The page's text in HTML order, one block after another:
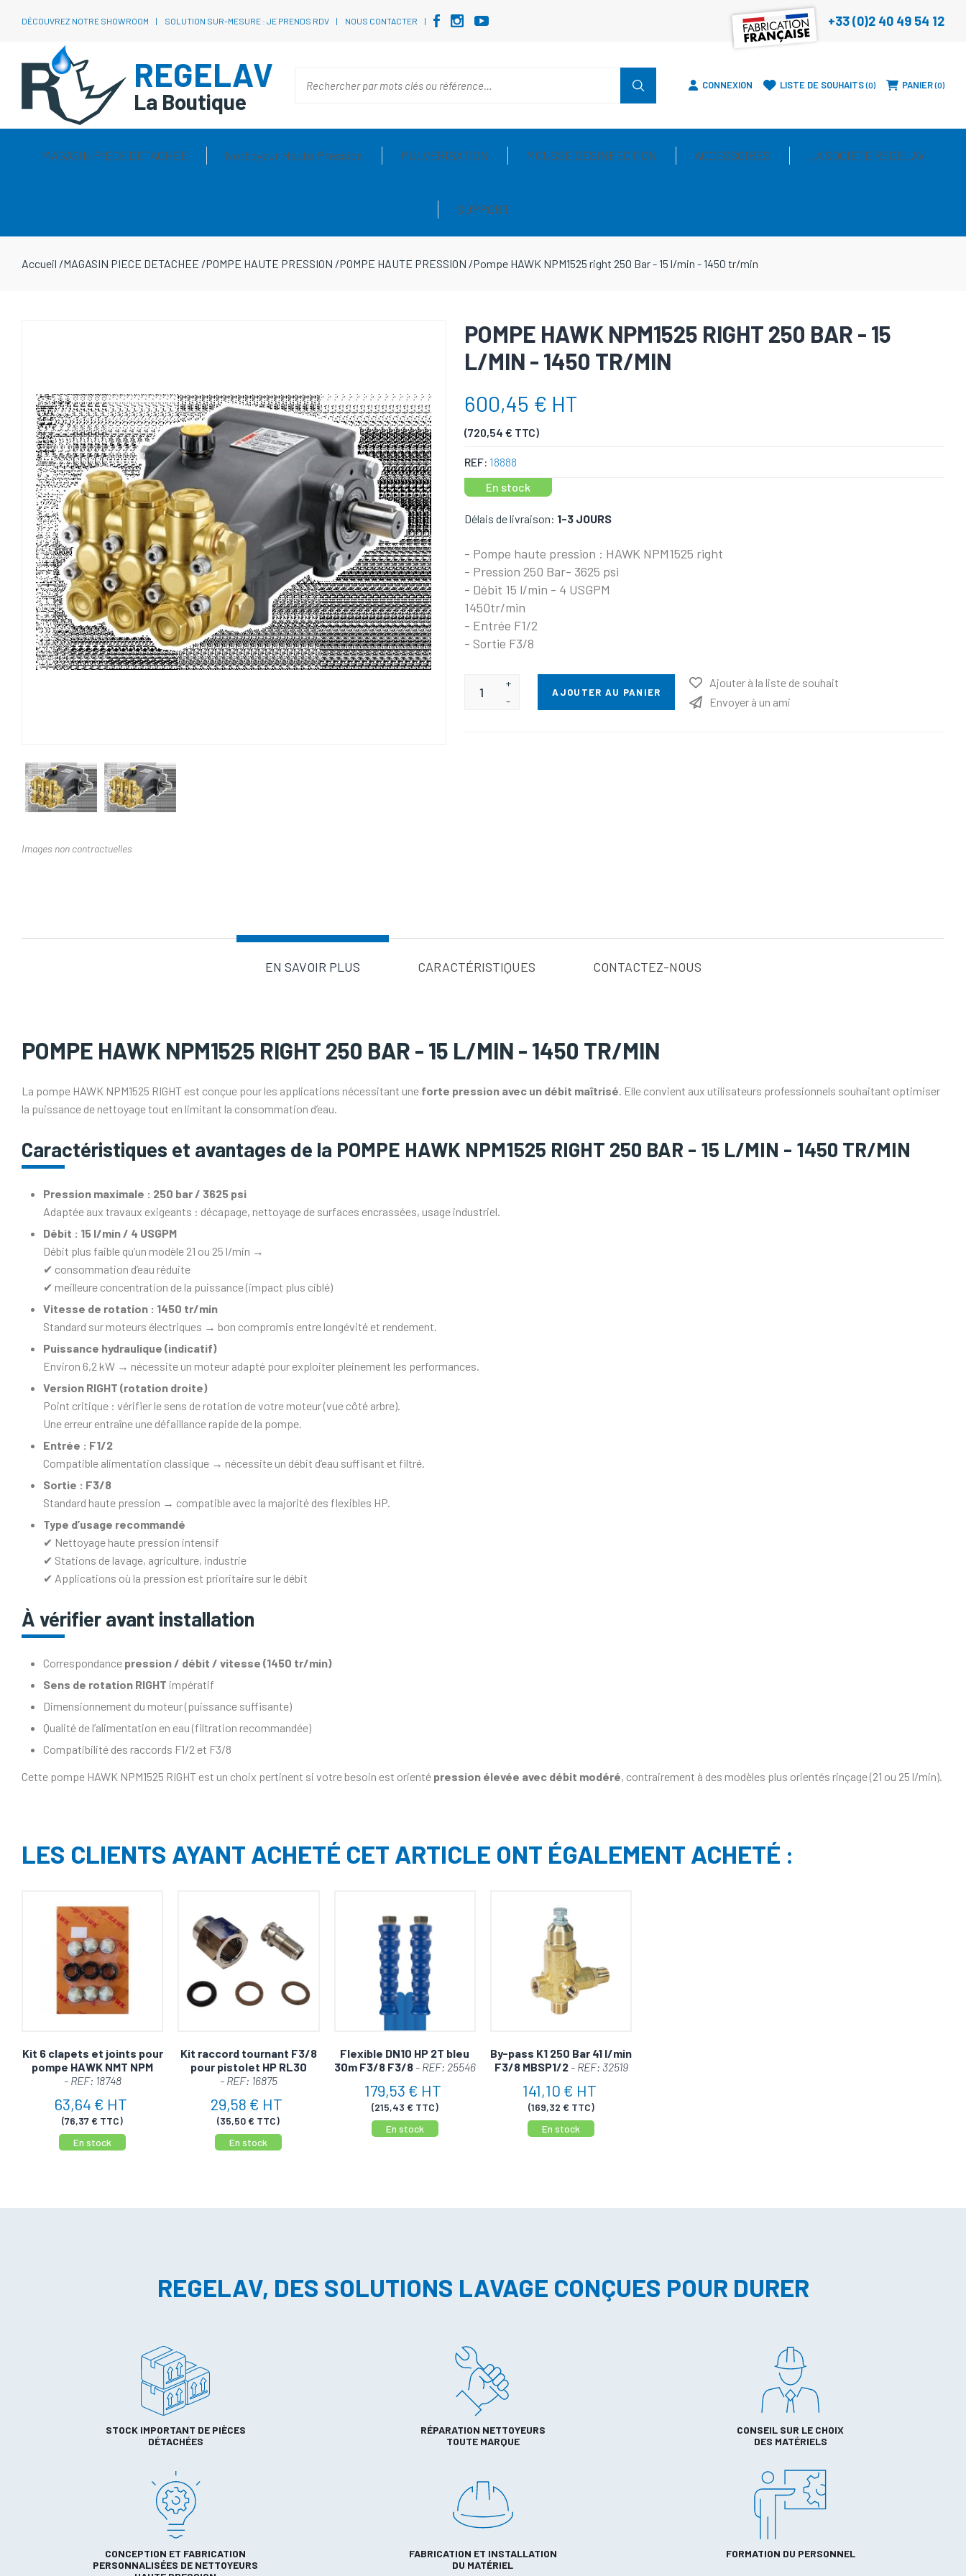
DÉCOUVREZ NOTRE SHOWROOM SOLUTION SUR-MESURE : JE PRENDS RDV NOUS CONTACTER +33 (0)2 40 49 54 12
REGELAV
La Boutique
CONNEXION LISTE DE SOUHAITS 0 PANIER 0
MAGASIN PIECE DETACHEE Nettoyeur Haute Pression PULVERISATION MOUSSE DESINFECTION ACCESSOIRES LA SOCIETE REGELAV
SUPPORT
Accueil /MAGASIN PIECE DETACHEE /POMPE HAUTE PRESSION /POMPE HAUTE PRESSION /Pompe HAWK NPM1525 right 250 Bar - 15 l/min - 1450 tr/min
Images non contractuelles
POMPE HAWK NPM1525 RIGHT 250 BAR - 15
L/MIN - 1450 TR/MIN
600,45 € HT
(720,54 € TTC)
REF: 18888
En stock
Délais de livraison: 1-3 JOURS
- Pompe haute pression : HAWK NPM1525 right
- Pression 250 Bar- 3625 psi
- Débit 15 l/min - 4 USGPM
1450tr/min
- Entrée F1/2
- Sortie F3/8
+
-
AJOUTER AU PANIER
Ajouter à la liste de souhait
Envoyer à un ami
EN SAVOIR PLUS CARACTÉRISTIQUES CONTACTEZ-NOUS
POMPE HAWK NPM1525 RIGHT 250 BAR - 15 L/MIN - 1450 TR/MIN
La pompe HAWK NPM1525 RIGHT est conçue pour les applications nécessitant une forte pression avec un débit maîtrisé. Elle convient aux utilisateurs professionnels souhaitant optimiser
la puissance de nettoyage tout en limitant la consommation d’eau.
Caractéristiques et avantages de la POMPE HAWK NPM1525 RIGHT 250 BAR - 15 L/MIN - 1450 TR/MIN
Pression maximale : 250 bar / 3625 psi
Adaptée aux travaux exigeants : décapage, nettoyage de surfaces encrassées, usage industriel.
Débit : 15 l/min / 4 USGPM
Débit plus faible qu’un modèle 21 ou 25 l/min →
✔ consommation d’eau réduite
✔ meilleure concentration de la puissance (impact plus ciblé)
Vitesse de rotation : 1450 tr/min
Standard sur moteurs électriques → bon compromis entre longévité et rendement.
Puissance hydraulique (indicatif)
Environ 6,2 kW → nécessite un moteur adapté pour exploiter pleinement les performances.
Version RIGHT (rotation droite)
Point critique : vérifier le sens de rotation de votre moteur (vue côté arbre).
Une erreur entraîne une défaillance rapide de la pompe.
Entrée : F1/2
Compatible alimentation classique → nécessite un débit d’eau suffisant et filtré.
Sortie : F3/8
Standard haute pression → compatible avec la majorité des flexibles HP.
Type d’usage recommandé
✔ Nettoyage haute pression intensif
✔ Stations de lavage, agriculture, industrie
✔ Applications où la pression est prioritaire sur le débit
À vérifier avant installation
Correspondance pression / débit / vitesse (1450 tr/min)
Sens de rotation RIGHT impératif
Dimensionnement du moteur (puissance suffisante)
Qualité de l’alimentation en eau (filtration recommandée)
Compatibilité des raccords F1/2 et F3/8
Cette pompe HAWK NPM1525 RIGHT est un choix pertinent si votre besoin est orienté pression élevée avec débit modéré, contrairement à des modèles plus orientés rinçage (21 ou 25 l/min).
LES CLIENTS AYANT ACHETÉ CET ARTICLE ONT ÉGALEMENT ACHETÉ :
Kit 6 clapets et joints pour
pompe HAWK NMT NPM
- REF: 18748
63,64 € HT
(76,37 € TTC)
En stock
Kit raccord tournant F3/8
pour pistolet HP RL30
- REF: 16875
29,58 € HT
(35,50 € TTC)
En stock
Flexible DN10 HP 2T bleu
30m F3/8 F3/8 - REF: 25546
179,53 € HT
(215,43 € TTC)
En stock
By-pass K1 250 Bar 41 l/min
F3/8 MBSP1/2 - REF: 32519
141,10 € HT
(169,32 € TTC)
En stock
REGELAV, DES SOLUTIONS LAVAGE CONÇUES POUR DURER
STOCK IMPORTANT DE PIÈCES
DÉTACHÉES
RÉPARATION NETTOYEURS
TOUTE MARQUE
CONSEIL SUR LE CHOIX
DES MATÉRIELS
CONCEPTION ET FABRICATION
PERSONNALISÉES DE NETTOYEURS
FABRICATION ET INSTALLATION
DU MATÉRIEL
FORMATION DU PERSONNEL